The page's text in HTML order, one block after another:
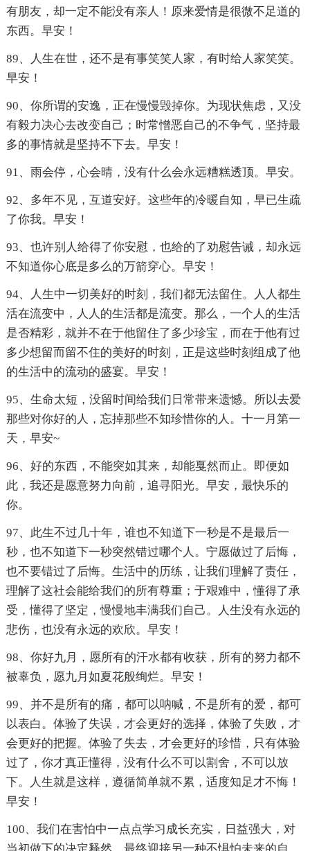
有朋友，却一定不能没有亲人！原来爱情是很微不足道的
东西。早安！
89、人生在世，还不是有事笑笑人家，有时给人家笑笑。
早安！
90、你所谓的安逸，正在慢慢毁掉你。为现状焦虑，又没
有毅力决心去改变自己；时常憎恶自己的不争气，坚持最
多的事情就是坚持不下去。早安！
91、雨会停，心会晴，没有什么会永远糟糕透顶。早安。
92、多年不见，互道安好。这些年的冷暖自知，早已生疏
了你我。早安！
93、也许别人给得了你安慰，也给的了劝慰告诫，却永远
不知道你心底是多么的万箭穿心。早安！
94、人生中一切美好的时刻，我们都无法留住。人人都生
活在流变中，人人的生活都是流变。那么，一个人的生活
是否精彩，就并不在于他留住了多少珍宝，而在于他有过
多少想留而留不住的美好的时刻，正是这些时刻组成了他
的生活中的流动的盛宴。早安！
95、生命太短，没留时间给我们日常带来遗憾。所以去爱
那些对你好的人，忘掉那些不知珍惜你的人。十一月第一
天，早安~
96、好的东西，不能突如其来，却能戛然而止。即便如
此，我还是愿意努力向前，追寻阳光。早安，最快乐的
你。
97、此生不过几十年，谁也不知道下一秒是不是最后一
秒，也不知道下一秒突然错过哪个人。宁愿做过了后悔，
也不要错过了后悔。生活中的历练，让我们理解了责任，
理解了这社会能给我们的所有尊重；于艰难中，懂得了承
受，懂得了坚定，慢慢地丰满我们自己。人生没有永远的
悲伤，也没有永远的欢欣。早安！
98、你好九月，愿所有的汗水都有收获，所有的努力都不
被辜负，愿九月如夏花般绚烂。早安！
99、并不是所有的痛，都可以呐喊，不是所有的爱，都可
以表白。体验了失误，才会更好的选择，体验了失败，才
会更好的把握。体验了失去，才会更好的珍惜，只有体验
过了，你才真正懂得，没有什么不可以割舍，不可以放
下。人生就是这样，遵循简单就不累，适度知足才不悔！
早安！
100、我们在害怕中一点点学习成长充实，日益强大，对